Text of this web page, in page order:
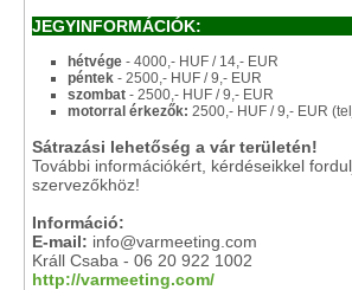
JEGYINFORMÁCIÓK:
hétvége - 4000,- HUF / 14,- EUR
péntek - 2500,- HUF / 9,- EUR
szombat - 2500,- HUF / 9,- EUR
motorral érkezők: 2500,- HUF / 9,- EUR
Sátrazási lehetőség a vár területén!
További információkért, kérdéseikkel
szervezőkhöz!
Információ:
E-mail: info@varmeeting.com
Králl Csaba - 06 20 922 1002
http://varmeeting.com/